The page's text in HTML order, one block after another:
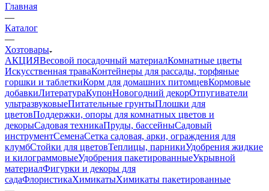
Главная
—
Каталог
—
Хозтовары
АКЦИЯВесовой посадочный материалКомнатные цветы
Искусственная траваКонтейнеры для рассады, торфяные
горшки и таблеткиКорм для домашних питомцевКормовые
добавкиЛитератураКупонНовогодний декорОтпугиватели
ультразвуковыеПитательные грунтыПлошки для
цветовПоддержки, опоры для комнатных цветов и
декорыСадовая техникаПруды, бассейныСадовый
инструментСеменаСетка садовая, арки, ограждения для
клумбСтойки для цветовТеплицы, парникиУдобрения жидкие
и килограммовыеУдобрения пакетированныеУкрывной
материалФигурки и декоры для
садаФлористикаХимикатыХимикаты пакетированные